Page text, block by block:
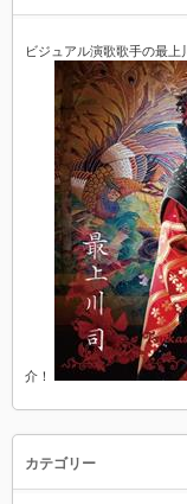
ビジュアル演歌歌手の最
介！
カテゴリー